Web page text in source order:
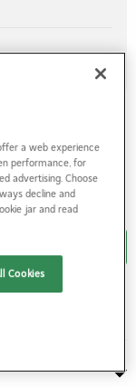
handla
a web experience
performance, for
advertising. Choose
decline and
jar and read
Cookies